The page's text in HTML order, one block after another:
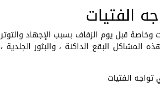
الفتيات
قبل يوم الزفاف بسبب الإجهاد والتوتر
المشاكل البقع الداكنة ، والبثور الجلدية ،